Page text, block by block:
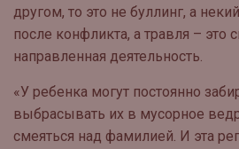
другом, то это не буллинг, а
после конфликта, а травля – это
направленная деятельность.
«У ребенка могут постоянно
выбрасывать их в мусорное
смеяться над фамилией. И эта